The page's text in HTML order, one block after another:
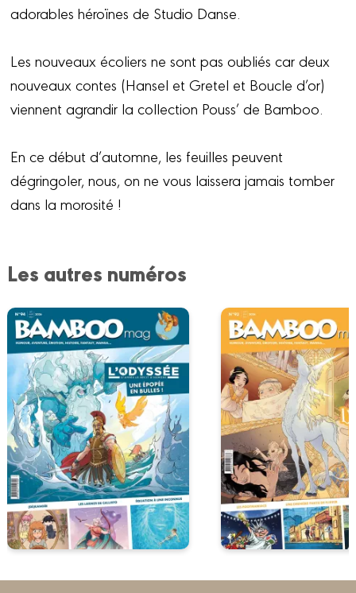
adorables héroïnes de Studio Danse.
Les nouveaux écoliers ne sont pas oubliés car deux
nouveaux contes (Hansel et Gretel et Boucle d’or)
viennent agrandir la collection Pouss’ de Bamboo.
En ce début d’automne, les feuilles peuvent
dégringoler, nous, on ne vous laissera jamais tomber
dans la morosité !
Les autres numéros